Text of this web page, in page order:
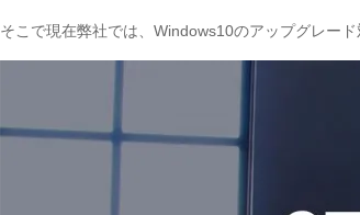
そこで現在弊社では、Windows10のアップグレー